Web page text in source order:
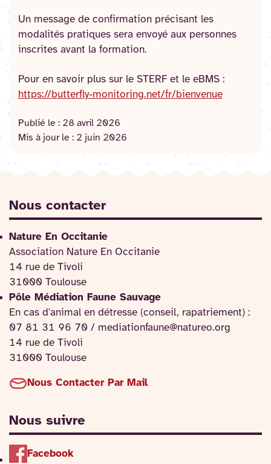
Un message de confirmation précisant les
modalités pratiques sera envoyé aux personnes
inscrites avant la formation.
Pour en savoir plus sur le STERF et le eBMS :
https://butterfly-monitoring.net/fr/bienvenue
Publié le : 28 avril 2026
Mis à jour le : 2 juin 2026
Nous contacter
Nature En Occitanie
Association Nature En Occitanie
14 rue de Tivoli
31000 Toulouse
Pôle Médiation Faune Sauvage
En cas d'animal en détresse (conseil, rapatriement) :
07 81 31 96 70 / mediationfaune@natureo.org
14 rue de Tivoli
31000 Toulouse
Nous Contacter Par Mail
Nous suivre
Facebook